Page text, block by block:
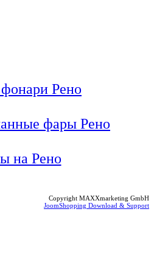
Рено
фары Рено
на Рено
Copyright MAXXmarketing GmbH
JoomShopping Download & Support